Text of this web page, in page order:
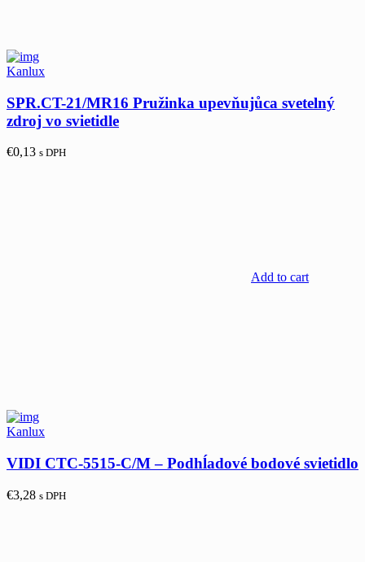
Kanlux
SPR.CT-21/MR16 Pružinka upevňujůca svetelný
zdroj vo svietidle
€0,13 s DPH
Add to cart
Kanlux
VIDI CTC-5515-C/M – Podhĺadové bodové svietidlo
€3,28 s DPH